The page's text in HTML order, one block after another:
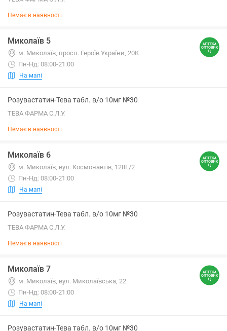
Немає в наявності
Миколаїв 5
м. Миколаїв, просп. Героїв України, 20К
Пн-Нд: 08:00-21:00
На мапі
Розувастатин-Тева табл. в/о 10мг №30
ТЕВА ФАРМА С.Л.У.
Немає в наявності
Миколаїв 6
м. Миколаїв, вул. Космонавтів, 128Г/2
Пн-Нд: 08:00-21:00
На мапі
Розувастатин-Тева табл. в/о 10мг №30
ТЕВА ФАРМА С.Л.У.
Немає в наявності
Миколаїв 7
м. Миколаїв, вул. Миколаївська, 22
Пн-Нд: 08:00-21:00
На мапі
Розувастатин-Тева табл. в/о 10мг №30